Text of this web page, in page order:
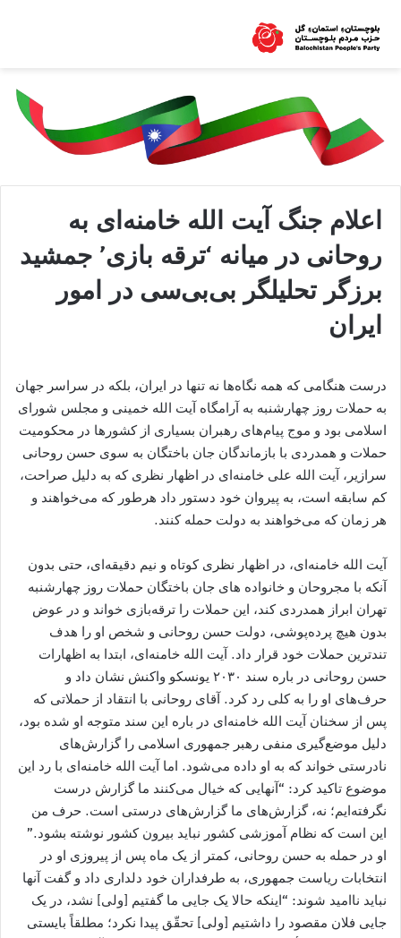
اعلام جنگ آیت الله خامنه‌ای به
روحانی در میانه ‘ترقه بازی’ جمشید
برزگر تحلیلگر بی‌بی‌سی در امور
ایران
درست هنگامی که همه نگاه‌ها نه تنها در ایران، بلکه در سراسر جهان
به حملات روز چهارشنبه به آرامگاه آیت الله خمینی و مجلس شورای
اسلامی بود و موج پیام‌های رهبران بسیاری از کشورها در محکومیت
حملات و همدردی با بازماندگان جان باختگان به سوی حسن روحانی
سرازیر، آیت الله علی خامنه‌ای در اظهار نظری که به دلیل صراحت،
کم سابقه است، به پیروان خود دستور داد هرطور که می‌خواهند و
هر زمان که می‌خواهند به دولت حمله کنند.
آیت الله خامنه‌ای، در اظهار نظری کوتاه و نیم دقیقه‌ای، حتی بدون
آنکه با مجروحان و خانواده های جان باختگان حملات روز چهارشنبه
تهران ابراز همدردی کند، این حملات را ترقه‌بازی خواند و در عوض
بدون هیچ پرده‌پوشی، دولت حسن روحانی و شخص او را هدف
تندترین حملات خود قرار داد. آیت الله خامنه‌ای، ابتدا به اظهارات
حسن روحانی در باره سند ۲۰۳۰ یونسکو واکنش نشان داد و
حرف‌های او را به کلی رد کرد. آقای روحانی با انتقاد از حملاتی که
پس از سخنان آیت الله خامنه‌ای در باره این سند متوجه او شده بود،
دلیل موضع‌گیری منفی رهبر جمهوری اسلامی را گزارش‌های
نادرستی خواند که به او داده می‌شود. اما آیت الله خامنه‌ای با رد این
موضوع تاکید کرد: “آنهایی که خیال می‌کنند ما گزارش درست
نگرفته‌ایم؛ نه، گزارش‌های ما گزارش‌های درستی است. حرف من
این است که نظام آموزشی کشور نباید بیرون کشور نوشته بشود.”
او در حمله به حسن روحانی، کمتر از یک ماه پس از پیروزی او در
انتخابات ریاست جمهوری، به طرفداران خود دلداری داد و گفت آنها
نباید ناامید شوند: “اینکه حالا یک جایی ما گفتیم [ولی] نشد، در یک
جایی فلان مقصود را داشتیم [ولی] تحقّق پیدا نکرد؛ مطلقاً بایستی